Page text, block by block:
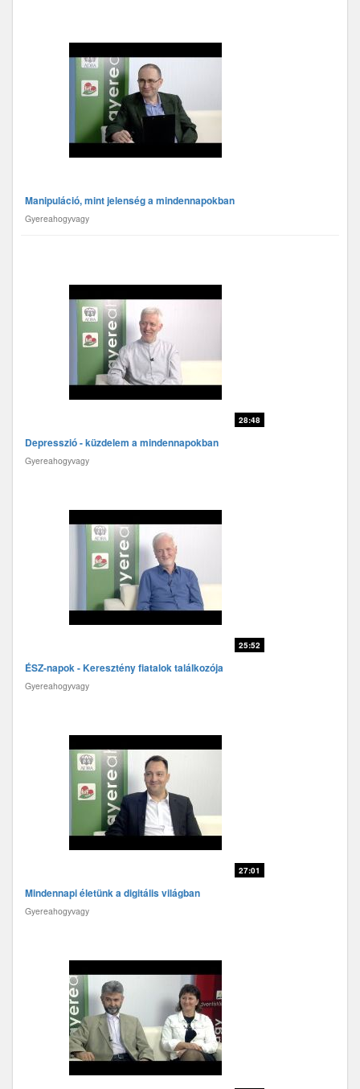
Manipuláció, mint jelenség a mindennapokban
Gyereahogyvagy
28:48
Depresszió - küzdelem a mindennapokban
Gyereahogyvagy
25:52
ÉSZ-napok - Keresztény fiatalok találkozója
Gyereahogyvagy
27:01
Mindennapi életünk a digitális világban
Gyereahogyvagy